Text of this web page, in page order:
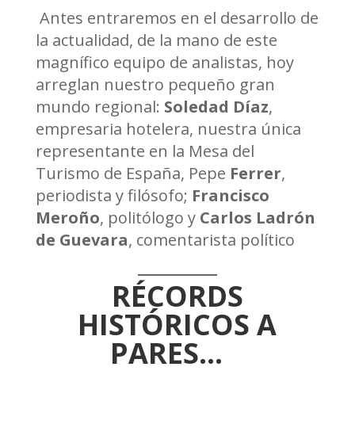
Antes entraremos en el desarrollo de
la actualidad, de la mano de este
magnífico equipo de analistas, hoy
arreglan nuestro pequeño gran
mundo regional: Soledad Díaz,
empresaria hotelera, nuestra única
representante en la Mesa del
Turismo de España, Pepe Ferrer,
periodista y filósofo; Francisco
Meroño, politólogo y Carlos Ladrón
de Guevara, comentarista político
RÉCORDS
HISTÓRICOS A
PARES…